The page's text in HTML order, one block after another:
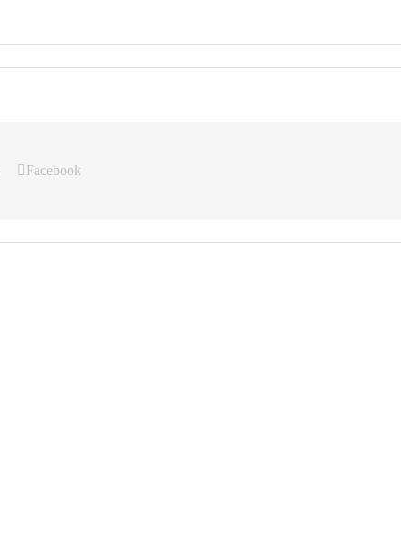
Facebook